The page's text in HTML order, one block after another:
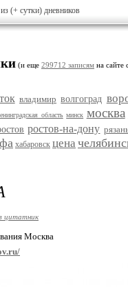
из (+ сутки) дневников
(и еще 299712 записям на сайте
владимир волгоград
область минск москва
ростов-на-дону
хабаровск цена
цитатник
Москва